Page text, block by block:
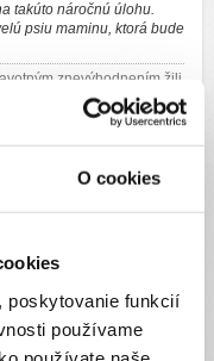
O cookies
poskytovanie funkcií
používame
takúto náročnú úlohu.
psiu maminu, ktorá bude
znevýhodnením žili
Úniou nevidiacich a
v roku 1995 podmienky
so zdravotným
postupujeme v súlade s
federácii, ktorá zastrešuje
sa spolu lepšie kráča
psina :) Vychováme a
sebavedomý,